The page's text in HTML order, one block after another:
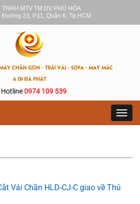
TNHH MTV TM DV PHÚ HÒA
23, P.11, Quận 6, Tp.HCM
CHẦN GÒN - TRẢI VẢI - SOFA - MAY MẶC
A DI ĐÀ PHẬT
Hotline0974 109 539
Vải Chần HLD-CJ-C giao về Thủ